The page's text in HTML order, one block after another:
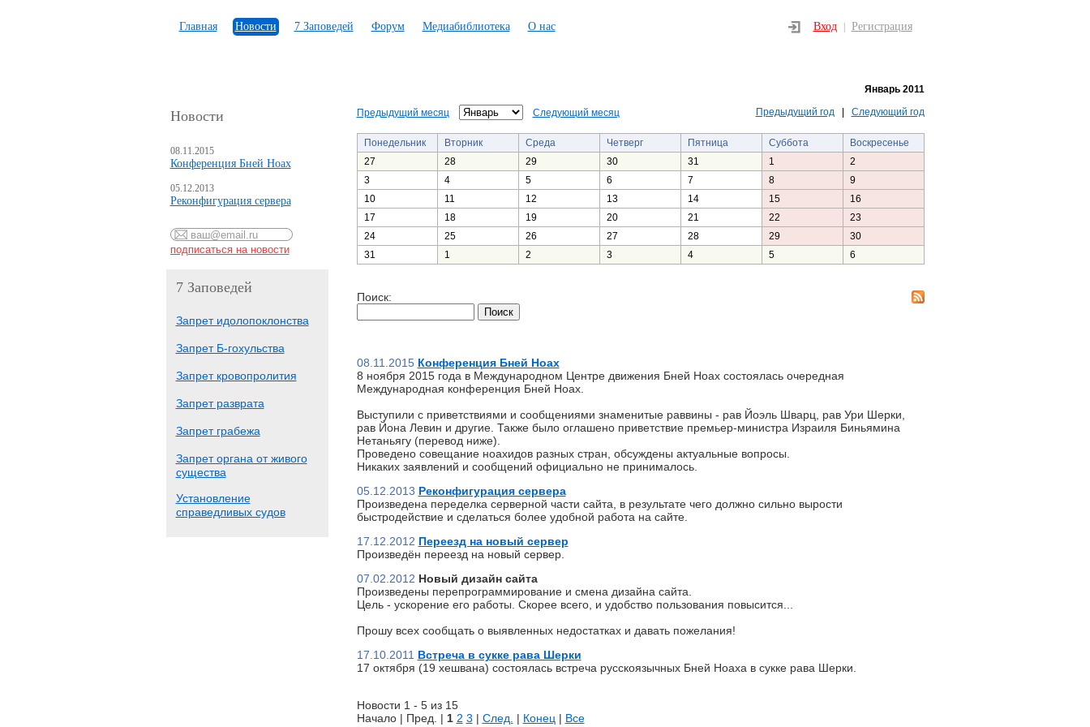
Главная Новости 7 Заповедей Форум Медиабиблиотека О нас Вход Регистрация
Новости
08.11.2015
Конференция Бней Ноах
05.12.2013
Реконфигурация сервера
7 Заповедей
Запрет идолопоклонства
Запрет Б-гохульства
Запрет кровопролития
Запрет разврата
Запрет грабежа
Запрет органа от живого
существа
Установление
справедливых судов
Январь 2011
Предыдущий месяц Следующий месяц Предыдущий год| Следующий год
Понедельник Вторник Среда Четверг Пятница Суббота
Воскресенье
27
28 29 30 31 1
2
3
4 5 6 7 8
9
10
11 12 13 14 15
16
17
18 19 20 21 22
23
24
25 26 27 28 29
30
31
1 2 3 4 5 6
Поиск:
08.11.2015 Конференция Бней Ноах
8 ноября 2015 года в Международном Центре движения Бней Ноах состоялась очередная
Международная конференция Бней Ноах.
Выступили с приветствиями и сообщениями знаменитые раввины - рав Йоэль Шварц, рав Ури Шерки,
рав Йона Левин и другие. Также было оглашено приветствие премьер-министра Израиля Биньямина
Нетаньягу (перевод ниже).
Проведено совещание ноахидов разных стран, обсуждены актуальные вопросы.
Никаких заявлений и сообщений официально не принималось.
05.12.2013 Реконфигурация сервера
Произведена переделка серверной части сайта, в результате чего должно сильно вырости
быстродействие и сделаться более удобной работа на сайте.
17.12.2012 Переезд на новый сервер
Произведён переезд на новый сервер.
07.02.2012 Новый дизайн сайта
Произведены перепрограммирование и смена дизайна сайта.
Цель - ускорение его работы. Скорее всего, и удобство пользования повысится...
Прошу всех сообщать о выявленных недостатках и давать пожелания!
17.10.2011 Встреча в сукке рава Шерки
17 октября (19 хешвана) состоялась встреча русскоязычных Бней Ноаха в сукке рава Шерки.
Новости 1 - 5 из 15
Начало | Пред. | 1 2 3 | След. | Конец | Все